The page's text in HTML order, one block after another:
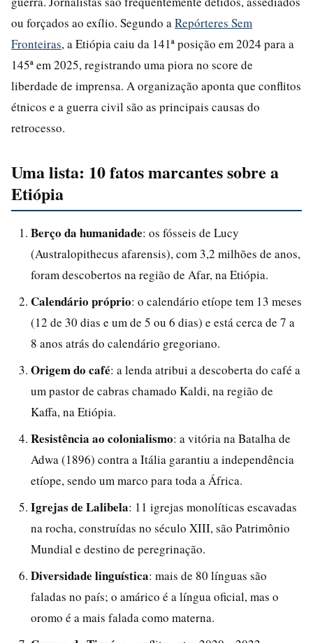
ou forçados ao exílio. Segundo a Repórteres Sem
Fronteiras, a Etiópia caiu da 141ª posição em 2024 para a
145ª em 2025, registrando uma piora no score de
liberdade de imprensa. A organização aponta que conflitos
étnicos e a guerra civil são as principais causas do
retrocesso.
Uma lista: 10 fatos marcantes sobre a
Etiópia
Berço da humanidade: os fósseis de Lucy
(Australopithecus afarensis), com 3,2 milhões de anos,
foram descobertos na região de Afar, na Etiópia.
Calendário próprio: o calendário etíope tem 13 meses
(12 de 30 dias e um de 5 ou 6 dias) e está cerca de 7 a
8 anos atrás do calendário gregoriano.
Origem do café: a lenda atribui a descoberta do café a
um pastor de cabras chamado Kaldi, na região de
Kaffa, na Etiópia.
Resistência ao colonialismo: a vitória na Batalha de
Adwa (1896) contra a Itália garantiu a independência
etíope, sendo um marco para toda a África.
Igrejas de Lalibela: 11 igrejas monolíticas escavadas
na rocha, construídas no século XIII, são Patrimônio
Mundial e destino de peregrinação.
Diversidade linguística: mais de 80 línguas são
faladas no país; o amárico é a língua oficial, mas o
oromo é a mais falada como materna.